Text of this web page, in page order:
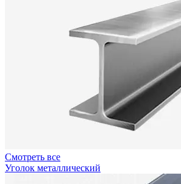
Смотреть все
Уголок металлический